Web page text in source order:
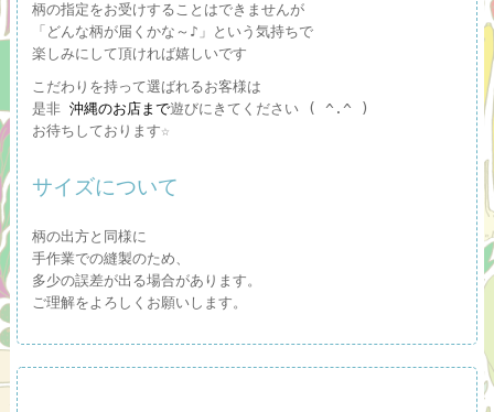
柄の指定をお受けすることはできませんが
「どんな柄が届くかな～♪」という気持ちで
楽しみにして頂ければ嬉しいです
こだわりを持って選ばれるお客様は
是非 沖縄のお店まで遊びにきてください ( ^.^ )
お待ちしております☆
サイズについて
柄の出方と同様に
手作業での縫製のため、
多少の誤差が出る場合があります。
ご理解をよろしくお願いします。